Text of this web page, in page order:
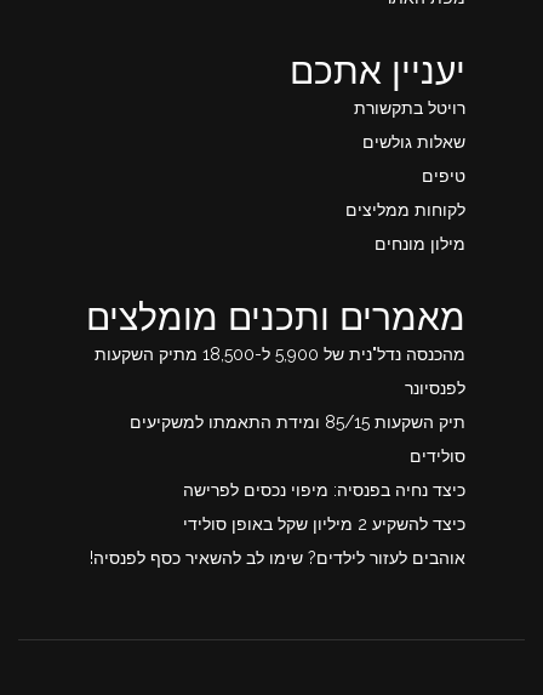
יעניין אתכם
רויטל בתקשורת
שאלות גולשים
טיפים
לקוחות ממליצים
מילון מונחים
מאמרים ותכנים מומלצים
מהכנסה נדל"נית של 5,900 ל-18,500 מתיק השקעות
לפנסיונר
תיק השקעות 85/15 ומידת התאמתו למשקיעים
סולידים
כיצד נחיה בפנסיה: מיפוי נכסים לפרישה
כיצד להשקיע 2 מיליון שקל באופן סולידי
אוהבים לעזור לילדים? שימו לב להשאיר כסף לפנסיה!